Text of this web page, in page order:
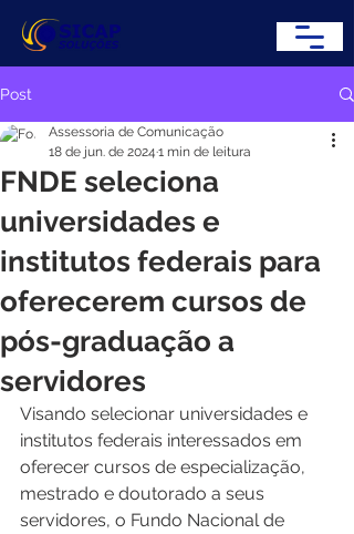
Post
FNDE seleciona
universidades e
institutos federais para
oferecerem cursos de
pós-graduação a
servidores
Assessoria de Comunicação
18 de jun. de 2024 1 min de leitura
Visando selecionar universidades e
institutos federais interessados em
oferecer cursos de especialização,
mestrado e doutorado a seus
servidores, o Fundo Nacional de